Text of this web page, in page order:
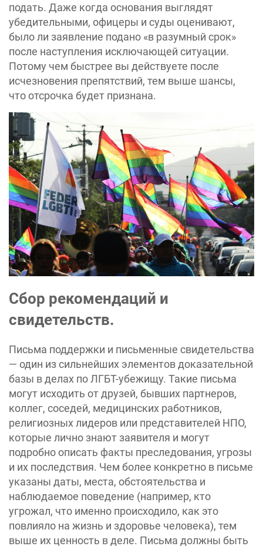
подать. Даже когда основания выглядят
убедительными, офицеры и суды оценивают,
было ли заявление подано «в разумный срок»
после наступления исключающей ситуации.
Потому чем быстрее вы действуете после
исчезновения препятствий, тем выше шансы,
что отсрочка будет признана.
Сбор рекомендаций и
свидетельств.
Письма поддержки и письменные свидетельства
— один из сильнейших элементов доказательной
базы в делах по ЛГБТ-убежищу. Такие письма
могут исходить от друзей, бывших партнеров,
коллег, соседей, медицинских работников,
религиозных лидеров или представителей НПО,
которые лично знают заявителя и могут
подробно описать факты преследования, угрозы
и их последствия. Чем более конкретно в письме
указаны даты, места, обстоятельства и
наблюдаемое поведение (например, кто
угрожал, что именно происходило, как это
повлияло на жизнь и здоровье человека), тем
выше их ценность в деле. Письма должны быть